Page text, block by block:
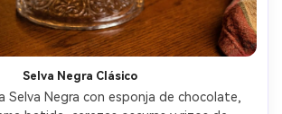
Selva Negra Clásico
Selva Negra con esponja de chocolate,